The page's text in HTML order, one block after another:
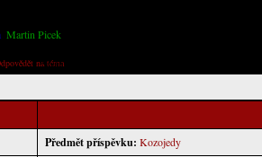
Martin Picek
Stránka
Předmět příspěvku: Kozojedy